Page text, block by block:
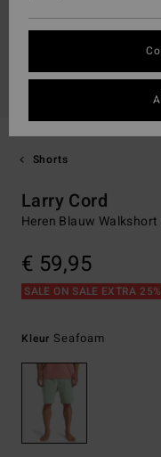
Shorts
Larry Cord
Heren Blauw
€ 59,95
SALE ON SALE EXTRA 25%
Kleur Seafoam